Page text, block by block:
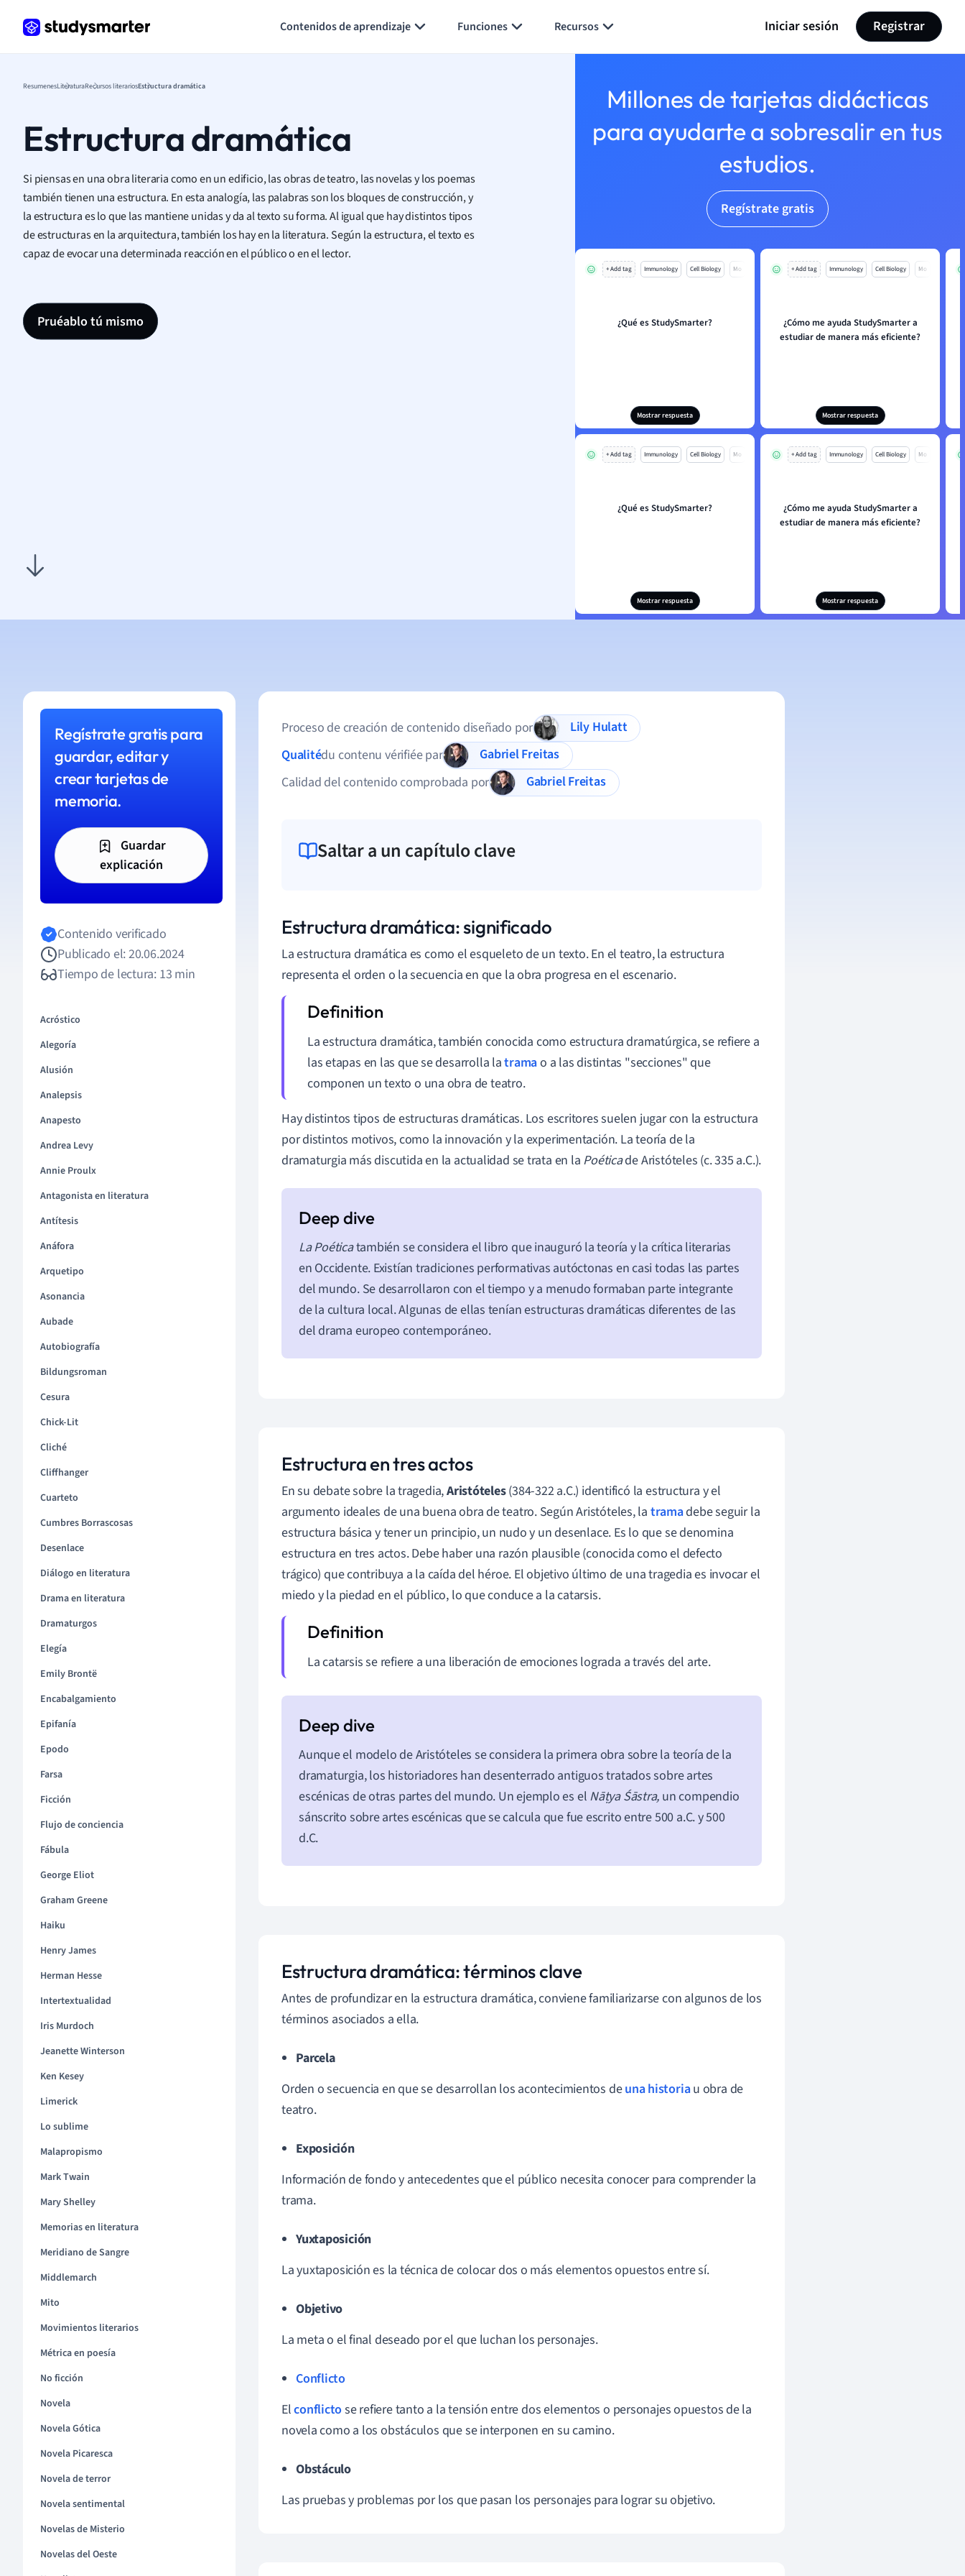
Contenidos de aprendizaje Funciones Recursos Iniciar sesión Registrar
ResumenesLiteraturaRecursos literariosEstructura dramática
Estructura dramática
Si piensas en una obra literaria como en un edificio, las obras de teatro, las novelas y los poemas
también tienen una estructura. En esta analogía, las palabras son los bloques de construcción, y
la estructura es lo que las mantiene unidas y da al texto su forma. Al igual que hay distintos tipos
de estructuras en la arquitectura, también los hay en la literatura. Según la estructura, el texto es
capaz de evocar una determinada reacción en el público o en el lector.
Pruéablo tú mismo
Millones de tarjetas didácticas
para ayudarte a sobresalir en tus
estudios.
Regístrate gratis
+ Add tag Immunology Cell Biology Mo
¿Qué es StudySmarter?
Mostrar respuesta
+ Add tag Immunology Cell Biology Mo
¿Cómo me ayuda StudySmarter a
estudiar de manera más eficiente?
Mostrar respuesta
+ Add tag Immunology Cell Biology Mo
¿Qué es StudySmarter?
Mostrar respuesta
+ Add tag Immunology Cell Biology Mo
¿Cómo me ayuda StudySmarter a
estudiar de manera más eficiente?
Mostrar respuesta
Regístrate gratis para
guardar, editar y
crear tarjetas de
memoria.
Guardar
explicación
Contenido verificado
Publicado el: 20.06.2024
Tiempo de lectura: 13 min
Acróstico
Alegoría
Alusión
Analepsis
Anapesto
Andrea Levy
Annie Proulx
Antagonista en literatura
Antítesis
Anáfora
Arquetipo
Asonancia
Aubade
Autobiografía
Bildungsroman
Cesura
Chick-Lit
Cliché
Cliffhanger
Cuarteto
Cumbres Borrascosas
Desenlace
Diálogo en literatura
Drama en literatura
Dramaturgos
Elegía
Emily Brontë
Encabalgamiento
Epifanía
Epodo
Farsa
Ficción
Flujo de conciencia
Fábula
George Eliot
Graham Greene
Haiku
Henry James
Herman Hesse
Intertextualidad
Iris Murdoch
Jeanette Winterson
Ken Kesey
Limerick
Lo sublime
Malapropismo
Mark Twain
Mary Shelley
Memorias en literatura
Meridiano de Sangre
Middlemarch
Mito
Movimientos literarios
Métrica en poesía
No ficción
Novela
Novela Gótica
Novela Picaresca
Novela de terror
Novela sentimental
Novelas de Misterio
Novelas del Oeste
Proceso de creación de contenido diseñado por
Lily Hulatt
Qualitédu contenu vérifiée par
Gabriel Freitas
Calidad del contenido comprobada por
Gabriel Freitas
Saltar a un capítulo clave
Estructura dramática: significado
La estructura dramática es como el esqueleto de un texto. En el teatro, la estructura
representa el orden o la secuencia en que la obra progresa en el escenario.
La estructura dramática, también conocida como estructura dramatúrgica, se refiere a
las etapas en las que se desarrolla latramao a las distintas "secciones" que
componen un texto o una obra de teatro.
Hay distintos tipos de estructuras dramáticas. Los escritores suelen jugar con la estructura
por distintos motivos, como la innovación y la experimentación. La teoría de la
dramaturgia más discutida en la actualidad se trata en la Poéticade Aristóteles (c. 335 a.C.).
La Poéticatambién se considera el libro que inauguró la teoría y la crítica literarias
en Occidente. Existían tradiciones performativas autóctonas en casi todas las partes
del mundo. Se desarrollaron con el tiempo y a menudo formaban parte integrante
de la cultura local. Algunas de ellas tenían estructuras dramáticas diferentes de las
del drama europeo contemporáneo.
Estructura en tres actos
En su debate sobre la tragedia,Aristóteles(384-322 a.C.) identificó la estructura y el
argumento ideales de una buena obra de teatro. Según Aristóteles, la tramadebe seguir la
estructura básica y tener un principio, un nudo y un desenlace. Es lo que se denomina
estructura en tres actos. Debe haber una razón plausible (conocida como el defecto
trágico) que contribuya a la caída del héroe. El objetivo último de una tragedia es invocar el
miedo y la piedad en el público, lo que conduce a la catarsis.
La catarsis se refiere a una liberación de emociones lograda a través del arte.
Aunque el modelo de Aristóteles se considera la primera obra sobre la teoría de la
dramaturgia, los historiadores han desenterrado antiguos tratados sobre artes
escénicas de otras partes del mundo. Un ejemplo es el Nāṭya Śāstra, un compendio
sánscrito sobre artes escénicas que se calcula que fue escrito entre 500 a.C. y 500
d.C.
Estructura dramática: términos clave
Antes de profundizar en la estructura dramática, conviene familiarizarse con algunos de los
términos asociados a ella.
Parcela
Orden o secuencia en que se desarrollan los acontecimientos deuna historiau obra de
teatro.
Exposición
Información de fondo y antecedentes que el público necesita conocer para comprender la
trama.
Yuxtaposición
La yuxtaposición es la técnica de colocar dos o más elementos opuestos entre sí.
Objetivo
La meta o el final deseado por el que luchan los personajes.
Conflicto
Elconflictose refiere tanto a la tensión entre dos elementos o personajes opuestos de la
novela como a los obstáculos que se interponen en su camino.
Obstáculo
Las pruebas y problemas por los que pasan los personajes para lograr su objetivo.